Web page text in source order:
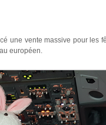
une vente massive pour les
européen.